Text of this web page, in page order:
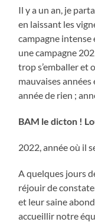
Il y a un an, je
en laissant les
campagne
une campagne
trop s’emballer et
mauvaises années
année de rien ;
BAM le dicton !
2022, année où il
A quelques jours
réjouir de
et leur saine
accueillir notre